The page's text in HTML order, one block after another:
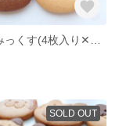
SOLD OUT